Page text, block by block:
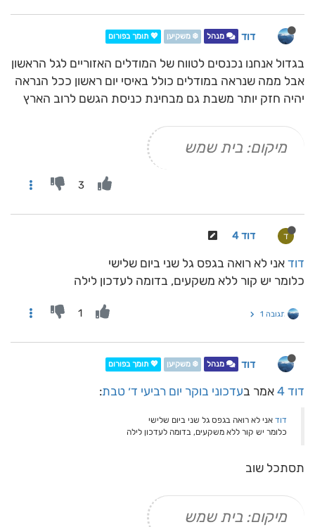
דוד מנהל ❄️ משקיען 💖 תומך בפורום
בגדול אנחנו נכנסים לטווח של המודלים האזוריים לגל הראשון
אבל ממה שנראה במודלים כולל באיסי יום ראשון ככל הנראה
יהיה חזק יותר משבת גם מבחינת כניסת הגשם לרוב הארץ
מיקום: בית שמש
3
ד דוד 4
דוד אני לא רואה בגפס גל שני ביום שלישי
כלומר יש קור ללא משקעים, בדומה לעדכון לילה
תגובה 1 1
דוד מנהל ❄️ משקיען 💖 תומך בפורום
דוד 4 אמר בעדכוני בוקר יום רביעי ד׳ טבת:
דוד אני לא רואה בגפס גל שני ביום שלישי
כלומר יש קור ללא משקעים, בדומה לעדכון לילה
תסתכל שוב
מיקום: בית שמש